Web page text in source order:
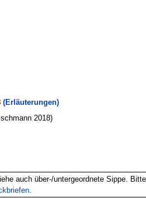
(Erläuterungen)
2018)
auch über-/untergeordnete Sippe. Bitte
.